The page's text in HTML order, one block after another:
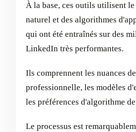
À la base, ces outils utilisent
naturel et des algorithmes
qui ont été entraînés sur des
LinkedIn très performantes.
Ils comprennent les nuances
professionnelle, les modèles
les préférences d'algorithme
Le processus est